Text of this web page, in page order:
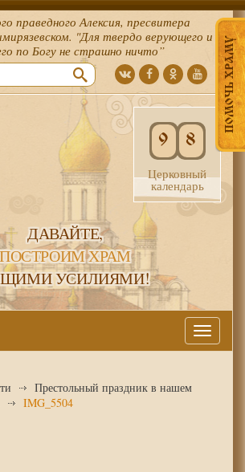
ПОМОЧЬ ХРАМУ
праведного Алексия, пресвитера
"Для твердо верующего и
по Богу не страшно ничто”
9 8
Церковный
календарь
ДАВАЙТЕ,
ПОСТРОИМ ХРАМ
УСИЛИЯМИ!
Меню
Престольный праздник в нашем
IMG_5504